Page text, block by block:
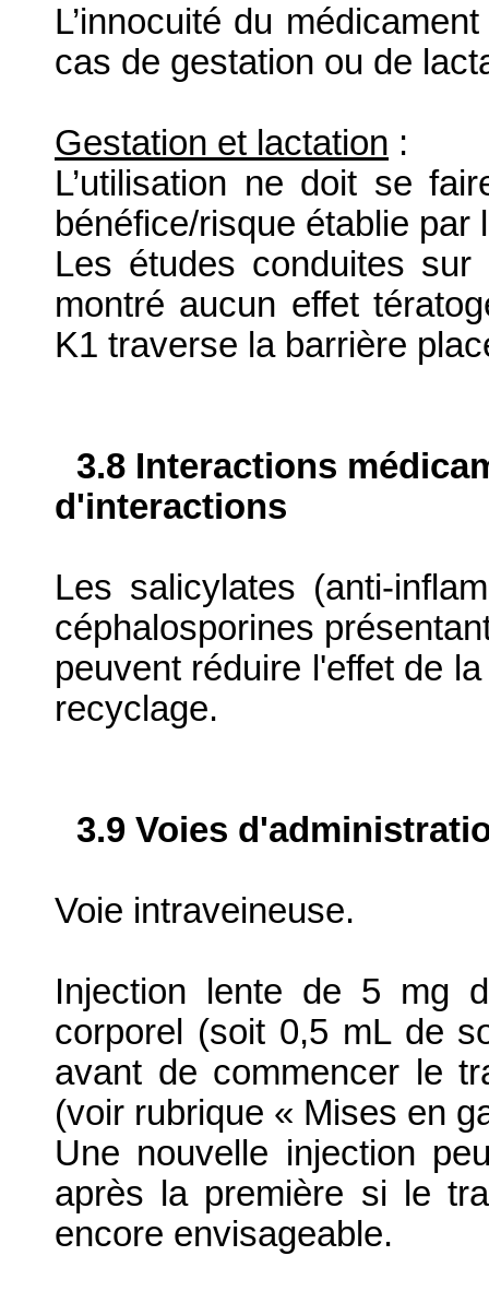
L’innocuité du
cas de gestation ou de
Gestation et lactation :
L’utilisation ne doit se
bénéfice/risque établie
Les études conduites
montré aucun effet
K1 traverse la barrière
3.8 Interactions
d'interactions
Les salicylates (anti-
céphalosporines
peuvent réduire l'effet de
recyclage.
3.9 Voies
Voie intraveineuse.
Injection lente de 5 mg
corporel (soit 0,5 mL de
avant de commencer le
(voir rubrique « Mises en
Une nouvelle injection
après la première si le
encore envisageable.